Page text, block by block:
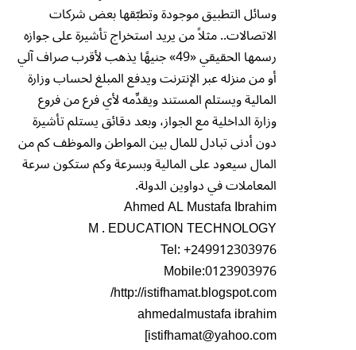
وسائل التطبيق موجودة وتطبّقها بعض شركات
الاتصالات.. مثلاً من يريد استخراج تأشيرة على جوازه
رسمها الحقيقي «49» جنيهًا يذهب لأقرب صراف آلي
أو من منزله عبر الإنترنت ويدفع المبلغ لحساب وزارة
المالية ويستلم المستند ويقدِّمه لأي فرع من فروع
وزارة الداخلية مع الجواز، وبعد دقائق يستلم تأشيرة
دون أدنى تبادل للمال بين المواطن والموظف كم من
المال سيعود على المالية وبسرعة وكم ستكون سرعة
المعاملات في دواوين الدولة.
Ahmed AL Mustafa Ibrahim
M . EDUCATION TECHNOLOGY
Tel: +249912303976
Mobile:0123903976
http://istifhamat.blogspot.com/
ahmedalmustafa ibrahim
[istifhamat@yahoo.com